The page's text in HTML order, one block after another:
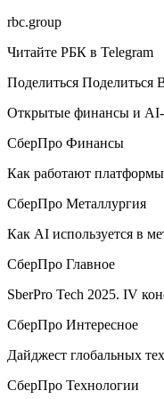
rbc.group
Читайте РБК в Telegram
Поделиться Поделиться
Открытые финансы и AI-
СберПро Финансы
Как работают
СберПро Металлургия
Как AI используется в
СберПро Главное
SberPro Tech 2025. IV
СберПро Интересное
Дайджест глобальных
СберПро Технологии